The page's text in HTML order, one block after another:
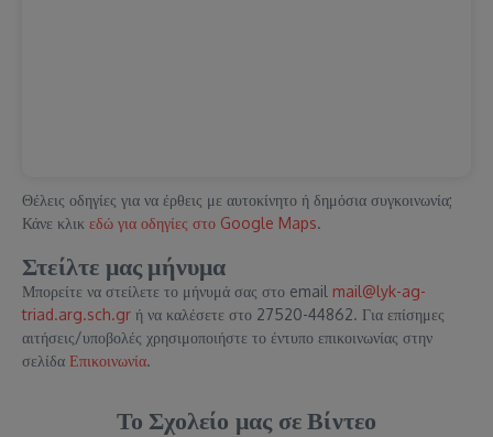
Θέλεις οδηγίες για να έρθεις με αυτοκίνητο ή δημόσια συγκοινωνία;
Κάνε κλικ εδώ για οδηγίες στο Google Maps.
Στείλτε μας μήνυμα
Μπορείτε να στείλετε το μήνυμά σας στο email mail@lyk-ag-
triad.arg.sch.gr ή να καλέσετε στο 27520-44862. Για επίσημες
αιτήσεις/υποβολές χρησιμοποιήστε το έντυπο επικοινωνίας στην
σελίδα Επικοινωνία.
Το Σχολείο μας σε Βίντεο